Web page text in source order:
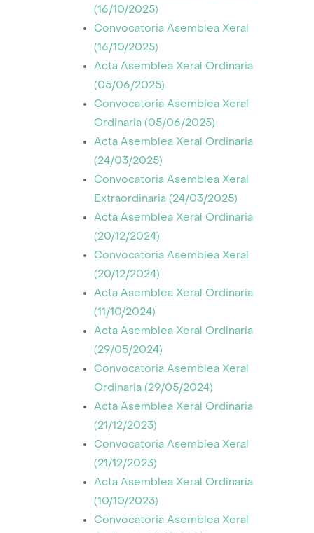
(16/10/2025)
Convocatoria Asemblea Xeral
(16/10/2025)
Acta Asemblea Xeral Ordinaria
(05/06/2025)
Convocatoria Asemblea Xeral
Ordinaria (05/06/2025)
Acta Asemblea Xeral Ordinaria
(24/03/2025)
Convocatoria Asemblea Xeral
Extraordinaria (24/03/2025)
Acta Asemblea Xeral Ordinaria
(20/12/2024)
Convocatoria Asemblea Xeral
(20/12/2024)
Acta Asemblea Xeral Ordinaria
(11/10/2024)
Acta Asemblea Xeral Ordinaria
(29/05/2024)
Convocatoria Asemblea Xeral
Ordinaria (29/05/2024)
Acta Asemblea Xeral Ordinaria
(21/12/2023)
Convocatoria Asemblea Xeral
(21/12/2023)
Acta Asemblea Xeral Ordinaria
(10/10/2023)
Convocatoria Asemblea Xeral